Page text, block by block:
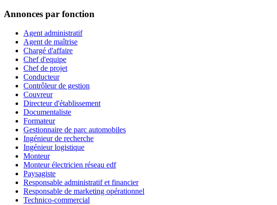
Annonces par fonction
Agent administratif
Agent de maîtrise
Chargé d'affaire
Chef d'equipe
Chef de projet
Conducteur
Contrôleur de gestion
Couvreur
Directeur d'établissement
Documentaliste
Formateur
Gestionnaire de parc automobiles
Ingénieur de recherche
Ingénieur logistique
Monteur
Monteur électricien réseau edf
Paysagiste
Responsable administratif et financier
Responsable de marketing opérationnel
Technico-commercial